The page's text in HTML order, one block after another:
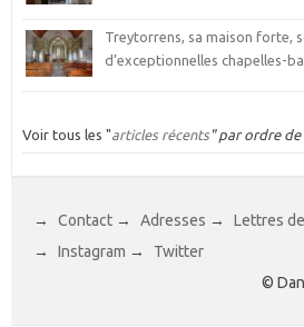
Treytorrens, sa maison forte,
d’exceptionnelles chapelles-
Voir tous les "articles récents" par ordre de
→ Contact → Adresses → Lettres
→
Instagram →
Twitter
©